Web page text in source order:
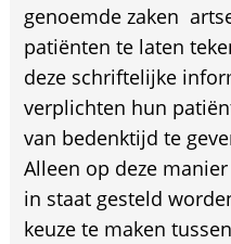
genoemde zaken 
patiënten te laten
deze schriftelijke
verplichten hun
van bedenktijd te
Alleen op deze
in staat gesteld
keuze te maken